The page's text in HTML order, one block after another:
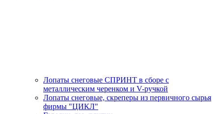
Лопаты снеговые СПРИНТ в сборе с
металлическим черенком и V-ручкой
Лопаты снеговые, скреперы из первичного сырья
фирмы "ЦИКЛ"